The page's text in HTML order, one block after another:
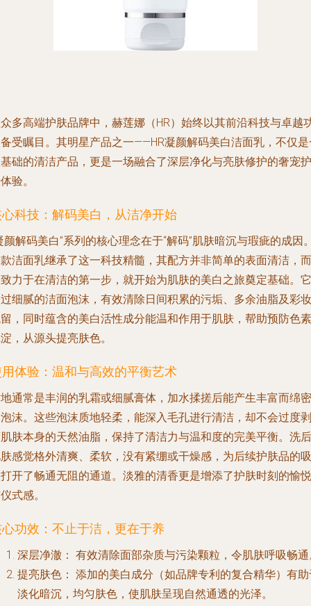
多高端护肤品牌中，赫莲娜（HR）始终以其前沿科技与卓越
受瞩目。其明星产品之一——HR凝颜解码美白洁面乳，不仅
础的清洁产品，更是一场融合了深层净化与亮肤修护的奢宠护
验。
科技：解码美白，从洁净开始
颜解码美白”系列的核心理念在于“解码”肌肤暗沉与瑕疵的成因
洁面乳继承了这一科技精髓，其配方并非简单的表面清洁，而
力于在清洁的第一步，就开始为肌肤的美白之旅奠定基础。它
细腻的洁面泡沫，有效清除日间积累的污垢、多余油脂及彩妆
，同时蕴含的美白活性成分能温和作用于肌肤，帮助预防色素
，从源头提亮肤色。
体验：温和与高效的平衡艺术
通常是丰润的乳霜或细腻膏体，加水揉搓后能产生丰富而绵密
沫。这些泡沫质地轻柔，能深入毛孔进行清洁，却不会过度剥
肤本身的天然油脂，保持了清洁力与温和度的完美平衡。洗后
感觉格外清爽、柔软，没有紧绷或干燥感，为后续护肤品的吸
开了畅通无阻的通道。淡雅的清香更是增添了护肤时刻的愉悦
式感。
功效：不止于洁，更在于养
深层净澈： 有效清除面部杂质与污染颗粒，令肌肤呼吸畅
提亮肤色： 添加的美白成分（如品牌专利的复合精华）有
淡化暗沉，均匀肤色，使肌肤呈现自然通透的光泽。